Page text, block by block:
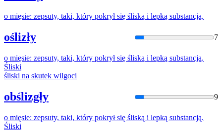
o mięsie: zepsuty, taki, który pokrył się śliską i lepką substancją.
oślizły 7
o mięsie: zepsuty, taki, który pokrył się śliską i lepką substancją.
Śliski
śliski na skutek wilgoci
obślizgły 9
o mięsie: zepsuty, taki, który pokrył się śliską i lepką substancją.
Śliski